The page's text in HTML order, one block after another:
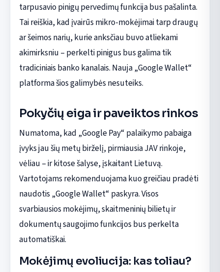
tarpusavio pinigų pervedimų funkcija bus pašalinta.
Tai reiškia, kad įvairūs mikro-mokėjimai tarp draugų
ar šeimos narių, kurie anksčiau buvo atliekami
akimirksniu – perkelti pinigus bus galima tik
tradiciniais banko kanalais. Nauja „Google Wallet“
platforma šios galimybės nesuteiks.
Pokyčių eiga ir paveiktos rinkos
Numatoma, kad „Google Pay“ palaikymo pabaiga
įvyks jau šių metų birželį, pirmiausia JAV rinkoje,
vėliau – ir kitose šalyse, įskaitant Lietuvą.
Vartotojams rekomenduojama kuo greičiau pradėti
naudotis „Google Wallet“ paskyra. Visos
svarbiausios mokėjimų, skaitmeninių bilietų ir
dokumentų saugojimo funkcijos bus perkelta
automatiškai.
Mokėjimų evoliucija: kas toliau?